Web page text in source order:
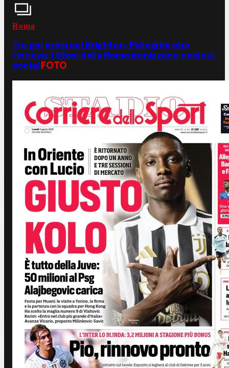
Roma
Tre gol presi col Brighton, Pellegrini che
rinnova: i tifosi della Roma ironizzano così sui
social FOTO